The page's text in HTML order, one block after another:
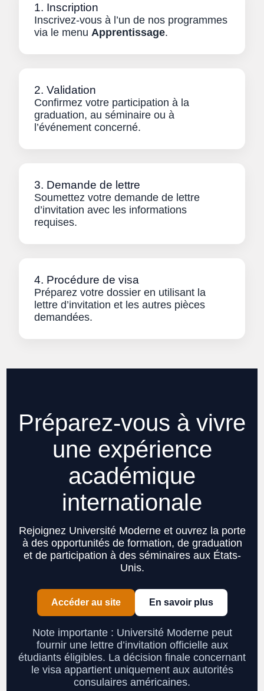
1. Inscription
Inscrivez-vous à l’un de nos programmes
via le menu Apprentissage.
2. Validation
Confirmez votre participation à la
graduation, au séminaire ou à
l’événement concerné.
3. Demande de lettre
Soumettez votre demande de lettre
d’invitation avec les informations
requises.
4. Procédure de visa
Préparez votre dossier en utilisant la
lettre d’invitation et les autres pièces
demandées.
Préparez-vous à vivre
une expérience
académique
internationale
Rejoignez Université Moderne et ouvrez la porte
à des opportunités de formation, de graduation
et de participation à des séminaires aux États-
Unis.
Accéder au site En savoir plus
Note importante : Université Moderne peut
fournir une lettre d’invitation officielle aux
étudiants éligibles. La décision finale concernant
le visa appartient uniquement aux autorités
consulaires américaines.